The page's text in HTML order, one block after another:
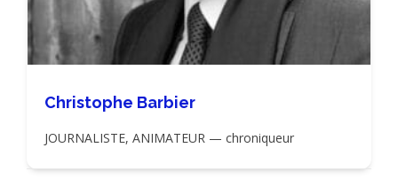
Christophe Barbier
JOURNALISTE, ANIMATEUR — chroniqueur